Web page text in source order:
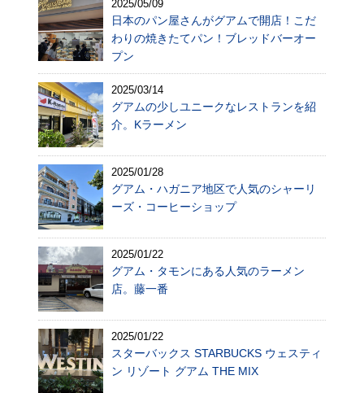
2025/05/09
日本のパン屋さんがグアムで開店！こだ
わりの焼きたてパン！ブレッドバーオー
プン
2025/03/14
グアムの少しユニークなレストランを紹
介。Kラーメン
2025/01/28
グアム・ハガニア地区で人気のシャーリ
ーズ・コーヒーショップ
2025/01/22
グアム・タモンにある人気のラーメン
店。藤一番
2025/01/22
スターバックス STARBUCKS ウェスティ
ン リゾート グアム THE MIX